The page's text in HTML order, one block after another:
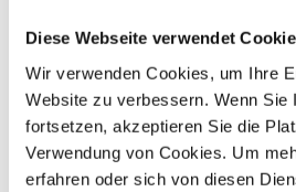
Diese Webseite verwendet
Wir verwenden Cookies, um Ihre
Website zu verbessern. Wenn Sie
fortsetzen, akzeptieren Sie die
Verwendung von Cookies. Um
erfahren oder sich von diesen
UND DAS IST NOCH
Unser Shop wird laufend
Beispiel mit Fancoils, VRF-